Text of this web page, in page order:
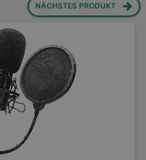
NÄCHSTES PRODUKT